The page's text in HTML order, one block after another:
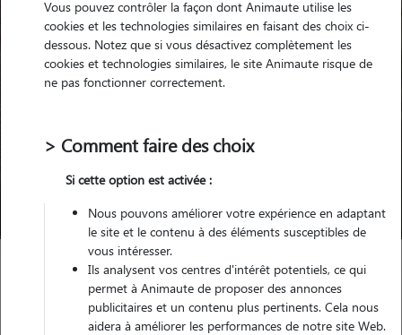
Ville
Pour quel animal ?
Garde d'animaux Santé du Carlin
Vous pouvez contrôler la façon dont Animaute utilise les
cookies et les technologies similaires en faisant des choix ci-
dessous. Notez que si vous désactivez complètement les
cookies et technologies similaires, le site Animaute risque de
ne pas fonctionner correctement.
> Comment faire des choix
Si cette option est activée :
Nous pouvons améliorer votre expérience en adaptant
le site et le contenu à des éléments susceptibles de
vous intéresser.
Ils analysent vos centres d'intérêt potentiels, ce qui
permet à Animaute de proposer des annonces
publicitaires et un contenu plus pertinents. Cela nous
aidera à améliorer les performances de notre site Web.